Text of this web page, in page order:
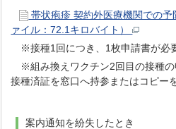
帯状疱疹 契約外医療機関での
ァイル：72.1キロバイト）
※接種1回につき、1枚申請書が必
※組み換えワクチン2回目の接種の
接種済証を窓口へ持参またはコピー
案内通知を紛失したとき